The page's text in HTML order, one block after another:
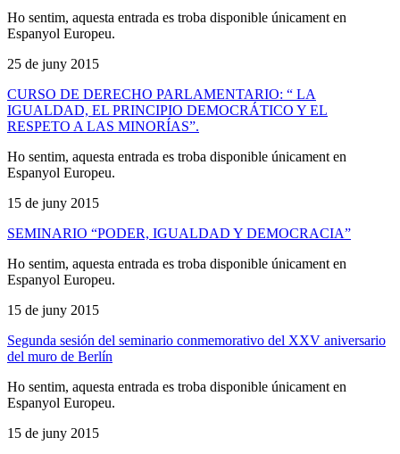
Ho sentim, aquesta entrada es troba disponible únicament en
Espanyol Europeu.
25 de juny 2015
CURSO DE DERECHO PARLAMENTARIO: “ LA
IGUALDAD, EL PRINCIPIO DEMOCRÁTICO Y EL
RESPETO A LAS MINORÍAS”.
Ho sentim, aquesta entrada es troba disponible únicament en
Espanyol Europeu.
15 de juny 2015
SEMINARIO “PODER, IGUALDAD Y DEMOCRACIA”
Ho sentim, aquesta entrada es troba disponible únicament en
Espanyol Europeu.
15 de juny 2015
Segunda sesión del seminario conmemorativo del XXV aniversario
del muro de Berlín
Ho sentim, aquesta entrada es troba disponible únicament en
Espanyol Europeu.
15 de juny 2015